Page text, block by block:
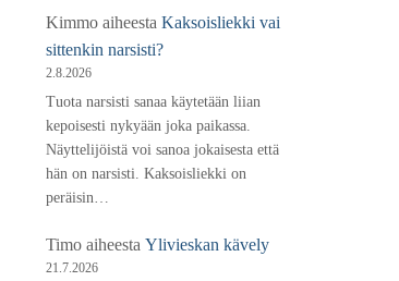
Kimmoaiheesta Kaksoisliekki vai
sittenkin narsisti?
2.8.2026
Tuota narsisti sanaa käytetään liian
kepoisesti nykyään joka paikassa.
Näyttelijöistä voi sanoa jokaisesta että
hän on narsisti. Kaksoisliekki on
peräisin…
Timoaiheesta Ylivieskan kävely
21.7.2026